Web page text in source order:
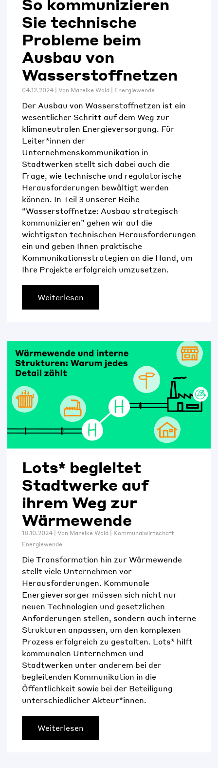
So kommunizieren
Sie technische
Probleme beim
Ausbau von
Wasserstoffnetzen
04.12.2024 | Von Mareike Wald | Energiewende
Der Ausbau von Wasserstoffnetzen ist ein
wesentlicher Schritt auf dem Weg zur
klimaneutralen Energieversorgung. Für
Leiter*innen der
Unternehmenskommunikation in
Stadtwerken stellt sich dabei auch die
Frage, wie technische und regulatorische
Herausforderungen bewältigt werden
können. In Teil 3 unserer Reihe
“Wasserstoffnetze: Ausbau strategisch
kommunizieren” gehen wir auf die
wichtigsten technischen Herausforderungen
ein und geben Ihnen praktische
Kommunikationsstrategien an die Hand, um
Ihre Projekte erfolgreich umzusetzen.
Weiterlesen
Lots* begleitet
Stadtwerke auf
ihrem Weg zur
Wärmewende
18.10.2024 | Von Mareike Wald
Kommunalwirtschaft
Energiewende
Die Transformation hin zur Wärmewende
stellt viele Unternehmen vor
Herausforderungen. Kommunale
Energieversorger müssen sich nicht nur
neuen Technologien und gesetzlichen
Anforderungen stellen, sondern auch interne
Strukturen anpassen, um den komplexen
Prozess erfolgreich zu gestalten. Lots* hilft
kommunalen Unternehmen und
Stadtwerken unter anderem bei der
begleitenden Kommunikation in die
Öffentlichkeit sowie bei der Beteiligung
unterschiedlicher Akteur*innen.
Weiterlesen